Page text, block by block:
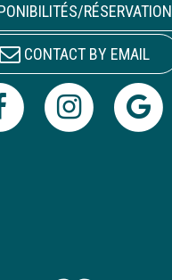
RÉSERVATION
CONTACT BY EMAIL